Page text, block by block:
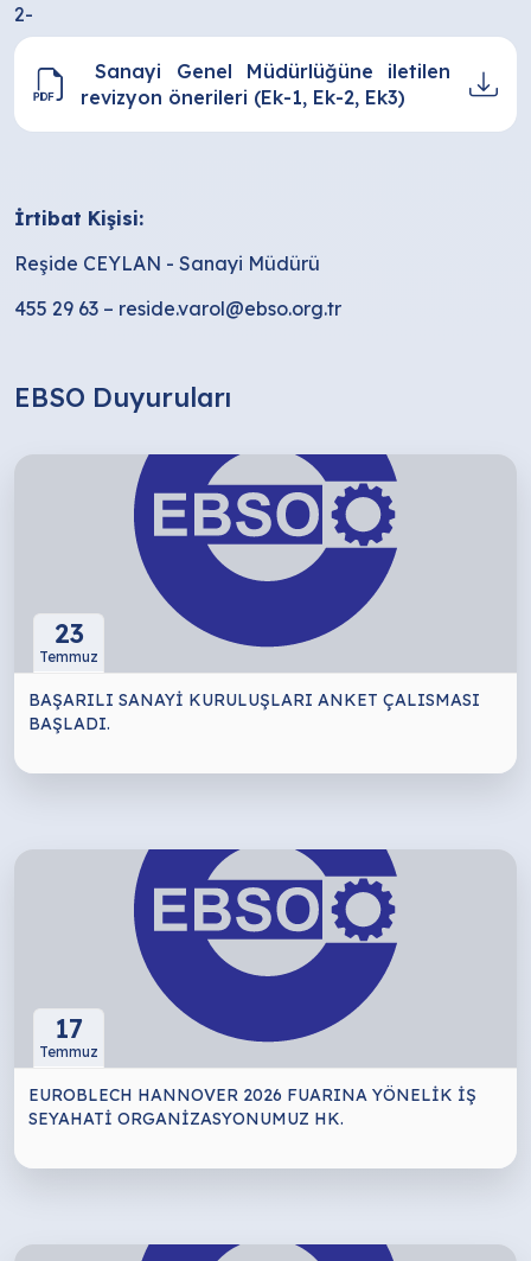
2-
Sanayi Genel Müdürlüğüne iletilen
revizyon önerileri (Ek-1, Ek-2, Ek3)
İrtibat Kişisi:
Reşide CEYLAN - Sanayi Müdürü
455 29 63 – reside.varol@ebso.org.tr
EBSO Duyuruları
23
Temmuz
BAŞARILI SANAYİ KURULUŞLARI ANKET ÇALISMASI
BAŞLADI.
17
Temmuz
EUROBLECH HANNOVER 2026 FUARINA YÖNELİK İŞ
SEYAHATİ ORGANİZASYONUMUZ HK.